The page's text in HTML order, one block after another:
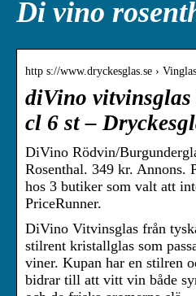
Di vino
http s://www.dryckesglas.se › Vinglas
diVino vitvinsglas
cl 6 st –
DiVino Rödvin/
Rosenthal. 349 kr. Annons.
hos 3 butiker som valt att
PriceRunner.
DiVino Vitvinsglas från
stilrent kristallglas som
viner. Kupan har en stilren
bidrar till att vitt vin både